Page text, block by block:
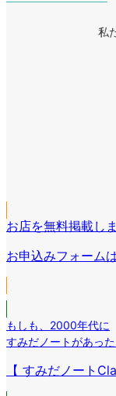
私
リ
ン
ク
ン
リ
ク
ン
ン
ク
お店を無料掲載し
お申込みフォーム
もしも
2000年代に
すみだノートがあった
【 すみだノート